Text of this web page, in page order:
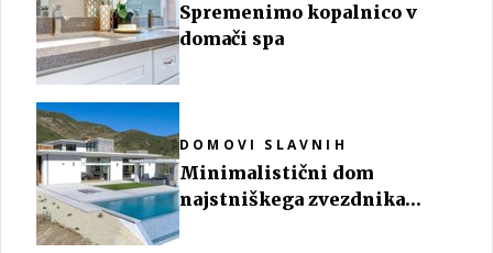
Spremenimo kopalnico v
domači spa
DOMOVI SLAVNIH
Minimalistični dom
najstniškega zvezdnika